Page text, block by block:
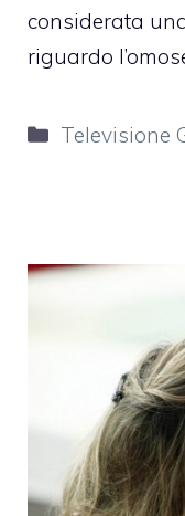
considerata
riguardo
Categorie
Televisione